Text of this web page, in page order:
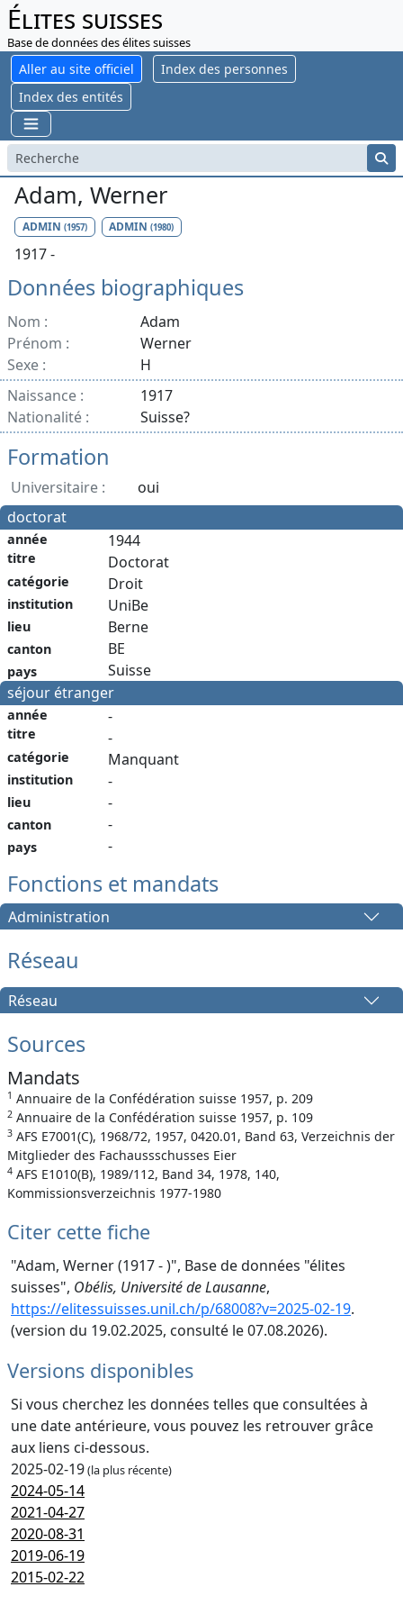
Élites suisses
Base de données des élites suisses
Aller au site officiel
Index des personnes
Index des entités
Adam, Werner
ADMIN (1957) ADMIN(1980)
1917 -
Données biographiques
Nom :
Adam
Prénom :
Werner
Sexe :
H
Naissance :
1917
Nationalité :
Suisse?
Formation
Universitaire :
oui
doctorat
année
titre
catégorie
institution
lieu
canton
pays
1944
Doctorat
Droit
UniBe
Berne
BE
Suisse
séjour étranger
année
titre
catégorie
institution
lieu
canton
pays
-
-
Manquant
-
-
-
-
Fonctions et mandats
Administration
Réseau
Réseau
Sources
Mandats
1 Annuaire de la Confédération suisse 1957, p. 209
2 Annuaire de la Confédération suisse 1957, p. 109
3 AFS E7001(C), 1968/72, 1957, 0420.01, Band 63, Verzeichnis der
Mitglieder des Fachaussschusses Eier
4 AFS E1010(B), 1989/112, Band 34, 1978, 140,
Kommissionsverzeichnis 1977-1980
Citer cette fiche
"Adam, Werner (1917 - )", Base de données "élites
suisses", Obélis, Université de Lausanne,
https://elitessuisses.unil.ch/p/68008?v=2025-02-19.
(version du 19.02.2025, consulté le 07.08.2026).
Versions disponibles
Si vous cherchez les données telles que consultées à
une date antérieure, vous pouvez les retrouver grâce
aux liens ci-dessous.
2025-02-19(la plus récente)
2024-05-14
2021-04-27
2020-08-31
2019-06-19
2015-02-22